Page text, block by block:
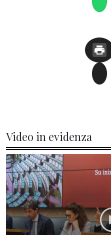
Video in evidenza